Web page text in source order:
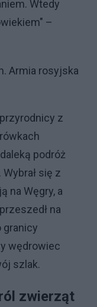
Wtedy
–
Armia rosyjska
z
podróż
się z
na Węgry, a
na
granicy
wędrowiec
szlak.
zwierząt